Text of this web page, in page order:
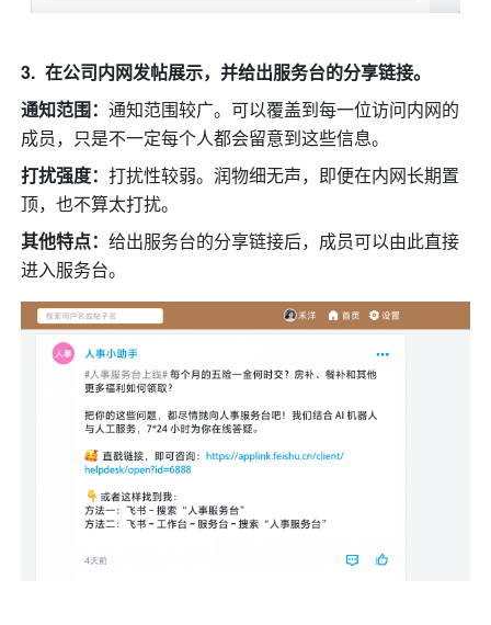
在公司内网发帖展示，并给出服务台的分享链接。
通知范围：通知范围较广。可以覆盖到每一位访问内网的
成员，只是不一定每个人都会留意到这些信息。
打扰强度：打扰性较弱。润物细无声，即便在内网长期置
顶，也不算太打扰。
其他特点：给出服务台的分享链接后，成员可以由此直接
进入服务台。